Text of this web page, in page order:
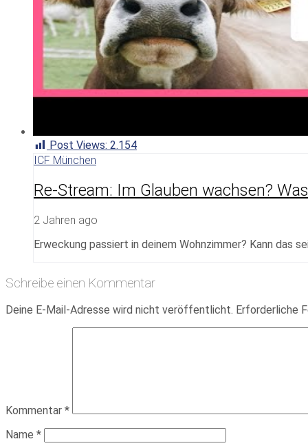
Post Views: 2.154
ICF München
Re-Stream: Im Glauben wachsen?
2 Jahren ago
Erweckung passiert in deinem Wohnzimmer? Kann das
Schreibe einen Kommentar
Deine E-Mail-Adresse wird nicht veröffentlicht. Erforderliche
Kommentar *
Name *